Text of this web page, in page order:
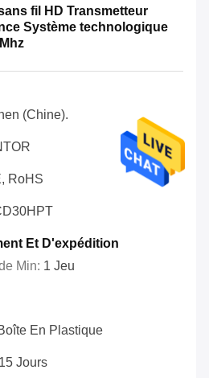
fil HD Transmetteur
Système technologique
(Chine).
RoHS
Et D'expédition
Min: 1 Jeu
En Plastique
Jours